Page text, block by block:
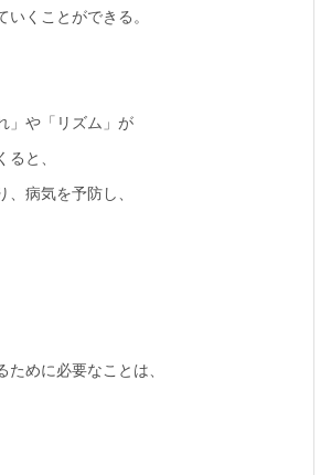
いくことができる。
」や「リズム」が
と、
病気を予防し、
めに必要なことは、